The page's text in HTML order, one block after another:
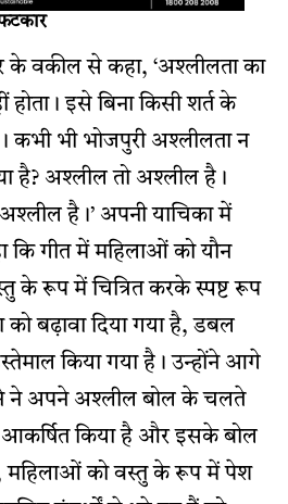
के वकील से कहा, ‘अश्लीलता का
होता। इसे बिना किसी शर्त के
कभी भी भोजपुरी अश्लीलता न
है? अश्लील तो अश्लील है।
है।’ अपनी याचिका में
कि गीत में महिलाओं को यौन
के रूप में चित्रित करके स्पष्ट रूप
को बढ़ावा दिया गया है, डबल
किया गया है। उन्होंने आगे
ने अपने अश्लील बोल के चलते
आकर्षित किया है और इसके बोल
महिलाओं को वस्तु के रूप में पेश